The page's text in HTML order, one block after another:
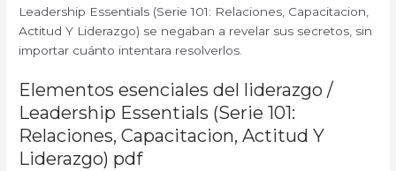
Leadership Essentials (Serie 101: Relaciones, Capacitacion,
Actitud Y Liderazgo) se negaban a revelar sus secretos, sin
importar cuánto intentara resolverlos.
Elementos esenciales del liderazgo /
Leadership Essentials (Serie 101:
Relaciones, Capacitacion, Actitud Y
Liderazgo) pdf